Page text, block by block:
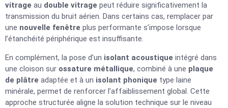
vitrage au double vitrage peut réduire significativement la
transmission du bruit aérien. Dans certains cas, remplacer par
une nouvelle fenêtre plus performante s’impose lorsque
l’étanchéité périphérique est insuffisante.
En complément, la pose d’un isolant acoustique intégré dans
une cloison sur ossature métallique, combiné à une plaque
de plâtre adaptée et à un isolant phonique type laine
minérale, permet de renforcer l’affaiblissement global. Cette
approche structurée aligne la solution technique sur le niveau